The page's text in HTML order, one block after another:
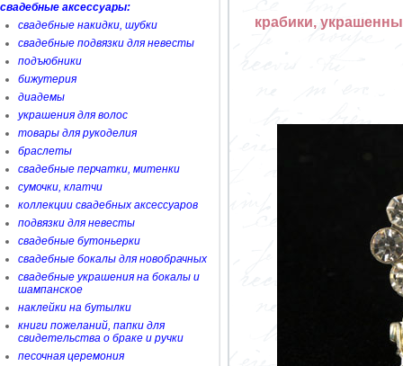
свадебные аксессуары:
свадебные накидки, шубки
свадебные подвязки для невесты
подъюбники
бижутерия
диадемы
украшения для волос
товары для рукоделия
браслеты
свадебные перчатки, митенки
сумочки, клатчи
коллекции свадебных аксессуаров
подвязки для невесты
свадебные бутоньерки
свадебные бокалы для новобрачных
свадебные украшения на бокалы и
шампанское
наклейки на бутылки
книги пожеланий, папки для
свидетельства о браке и ручки
песочная церемония
крабики,